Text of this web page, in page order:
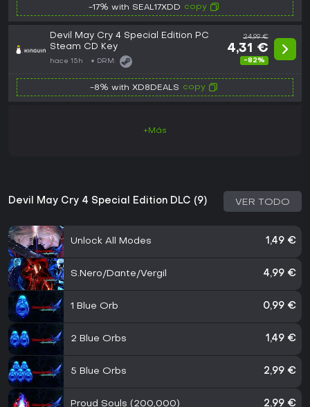
-17% with SEAL17XDD copy
Devil May Cry 4 Special Edition PC
Steam CD Key
hace 15h DRM:
24,99 €
4,31 €
-82%
-8% with XD8DEALS copy
+Más
Devil May Cry 4 Special Edition DLC (9) VER TODO
Unlock All Modes 1,49 €
S.Nero/Dante/Vergil 4,99 €
1 Blue Orb 0,99 €
2 Blue Orbs 1,49 €
5 Blue Orbs 2,99 €
Proud Souls (200,000) 2,99 €